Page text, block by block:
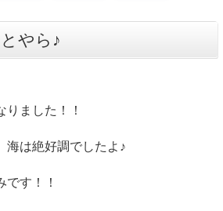
やら♪
ました！！
海は絶好調でしたよ♪
です！！